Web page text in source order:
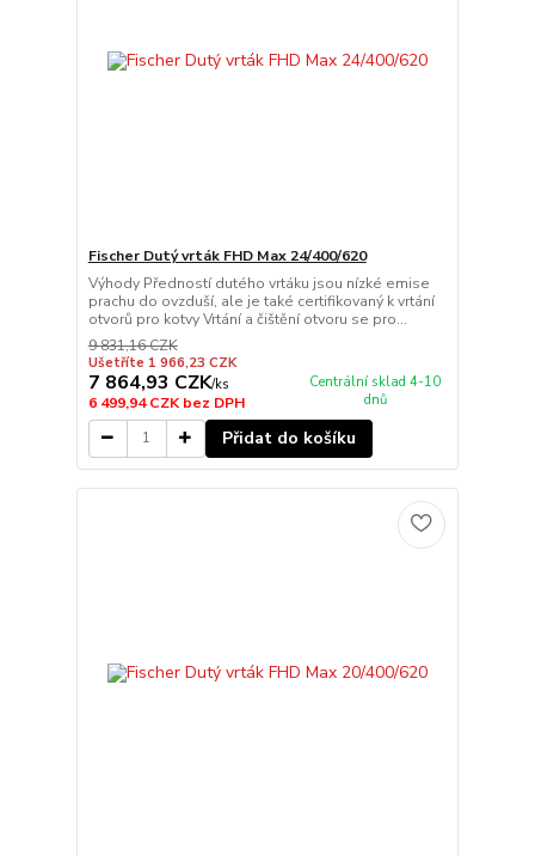
Fischer Dutý vrták FHD Max 24/400/620
Výhody Předností dutého vrtáku jsou nízké emise
prachu do ovzduší, ale je také certifikovaný k vrtání
otvorů pro kotvy Vrtání a čištění otvoru se pro...
9 831,16 CZK
Ušetříte 1 966,23 CZK
7 864,93 CZK/ks
6 499,94 CZKbez DPH
Centrální sklad 4-10
dnů
Přidat do košíku